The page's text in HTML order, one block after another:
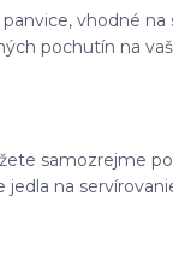
vhodné na
pochutín na
samozrejme
jedla na